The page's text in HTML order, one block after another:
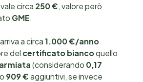
circa 250 €, valore però
GME.
a circa1.000 €/anno
del certificato biancoquello
(considerando 0,17
909 €aggiuntivi, se invece